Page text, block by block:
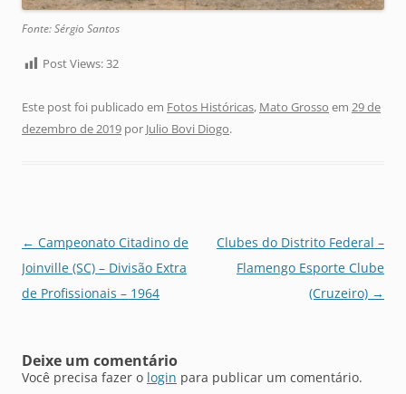
Fonte: Sérgio Santos
Post Views:32
Este post foi publicado em Fotos Históricas, Mato Grosso em 29 de
dezembro de 2019 por Julio Bovi Diogo.
Navegação
de
posts
← Campeonato Citadino de
Joinville (SC) – Divisão Extra
de Profissionais – 1964
Clubes do Distrito Federal –
Flamengo Esporte Clube
(Cruzeiro) →
Deixe um comentário
Você precisa fazer o login para publicar um comentário.